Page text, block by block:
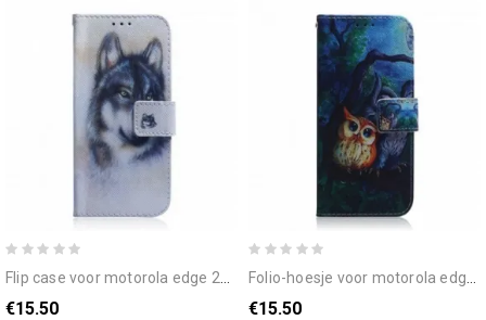
flip case voor motorola edge 20 hondsblik
€15.50
folio-hoesje voor motorola edge 20 uilen schilderen
€15.50